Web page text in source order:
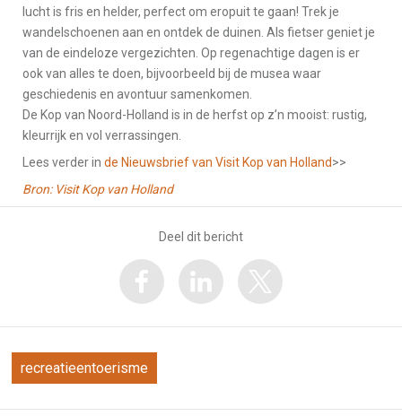
lucht is fris en helder, perfect om eropuit te gaan! Trek je
wandelschoenen aan en ontdek de duinen. Als fietser geniet je
van de eindeloze vergezichten. Op regenachtige dagen is er
ook van alles te doen, bijvoorbeeld bij de musea waar
geschiedenis en avontuur samenkomen.
De Kop van Noord-Holland is in de herfst op z’n mooist: rustig,
kleurrijk en vol verrassingen.
Lees verder in de Nieuwsbrief van Visit Kop van Holland>>
Bron: Visit Kop van Holland
Deel dit bericht
recreatieentoerisme